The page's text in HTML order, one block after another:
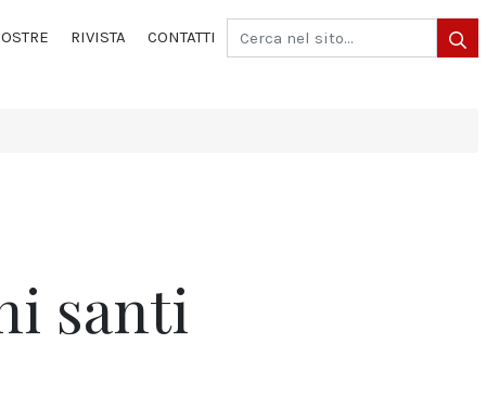
RIVISTA CONTATTI
santi